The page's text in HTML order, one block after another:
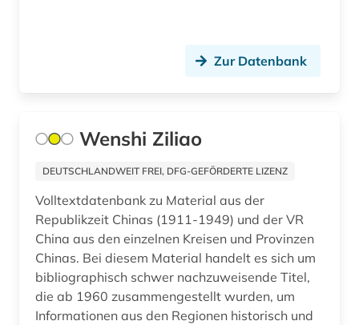
Zur Datenbank
Wenshi Ziliao
DEUTSCHLANDWEIT FREI, DFG-GEFÖRDERTE LIZENZ
Volltextdatenbank zu Material aus der
Republikzeit Chinas (1911-1949) und der VR
China aus den einzelnen Kreisen und Provinzen
Chinas. Bei diesem Material handelt es sich um
bibliographisch schwer nachzuweisende Titel,
die ab 1960 zusammengestellt wurden, um
Informationen aus den Regionen historisch und